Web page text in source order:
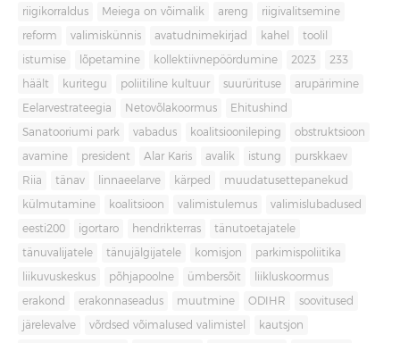
riigikorraldus Meiega on võimalik areng riigivalitsemine
reform valimiskünnis avatudnimekirjad kahel toolil
istumise lõpetamine kollektiivnepöördumine 2023 233
häält kuritegu poliitiline kultuur suurürituse arupärimine
Eelarvestrateegia Netovõlakoormus Ehitushind
Sanatooriumi park vabadus koalitsioonileping obstruktsioon
avamine president Alar Karis avalik istung purskkaev
Riia tänav linnaeelarve kärped muudatusettepanekud
külmutamine koalitsioon valimistulemus valimislubadused
eesti200 igortaro hendrikterras tänutoetajatele
tänuvalijatele tänujälgijatele komisjon parkimispoliitika
liikuvuskeskus põhjapoolne ümbersõit liikluskoormus
erakond erakonnaseadus muutmine ODIHR soovitused
järelevalve võrdsed võimalused valimistel kautsjon